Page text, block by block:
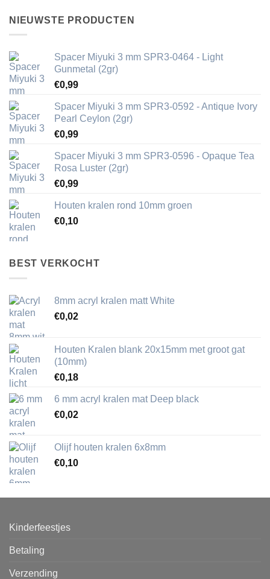
NIEUWSTE PRODUCTEN
Spacer Miyuki 3 mm SPR3-0464 - Light
Gunmetal (2gr)
€0,99
Spacer Miyuki 3 mm SPR3-0592 - Antique Ivory
Pearl Ceylon (2gr)
€0,99
Spacer Miyuki 3 mm SPR3-0596 - Opaque Tea
Rosa Luster (2gr)
€0,99
Houten kralen rond 10mm groen
€0,10
BEST VERKOCHT
8mm acryl kralen matt White
€0,02
Houten Kralen blank 20x15mm met groot gat
(10mm)
€0,18
6 mm acryl kralen mat Deep black
€0,02
Olijf houten kralen 6x8mm
€0,10
Kinderfeestjes
Betaling
Verzending